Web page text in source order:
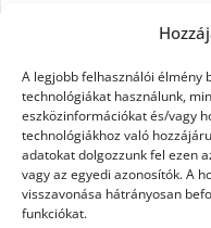
A legjobb felhasználói élmény
technológiákat használunk,
eszközinformációkat és/vagy
technológiákhoz való
adatokat dolgozzunk fel ezen
vagy az egyedi azonosítók. A
visszavonása hátrányosan
funkciókat.
Szellőztető
Szolgáltatás
Táskák
Utazás